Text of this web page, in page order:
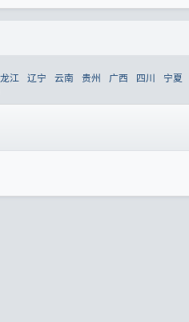
江 辽宁 云南 贵州 广西 四川 宁夏